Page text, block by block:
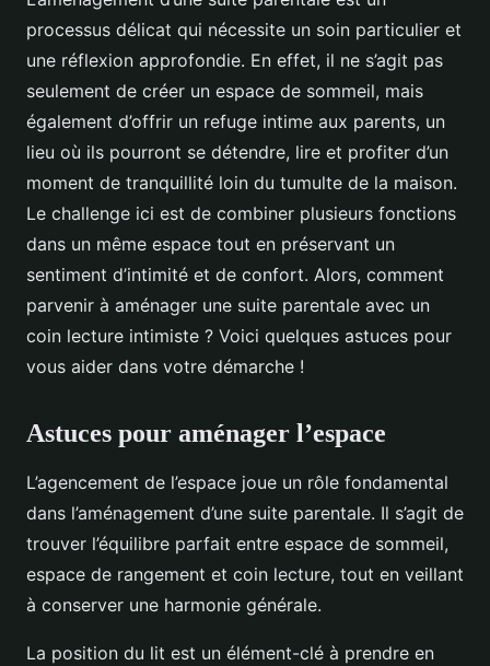
processus délicat qui nécessite un soin particulier et
une réflexion approfondie. En effet, il ne s’agit pas
seulement de créer un espace de sommeil, mais
également d’offrir un refuge intime aux parents, un
lieu où ils pourront se détendre, lire et profiter d’un
moment de tranquillité loin du tumulte de la maison.
Le challenge ici est de combiner plusieurs fonctions
dans un même espace tout en préservant un
sentiment d’intimité et de confort. Alors, comment
parvenir à aménager une suite parentale avec un
coin lecture intimiste ? Voici quelques astuces pour
vous aider dans votre démarche !
Astuces pour aménager l’espace
L’agencement de l’espace joue un rôle fondamental
dans l’aménagement d’une suite parentale. Il s’agit de
trouver l’équilibre parfait entre espace de sommeil,
espace de rangement et coin lecture, tout en veillant
à conserver une harmonie générale.
La position du lit est un élément-clé à prendre en